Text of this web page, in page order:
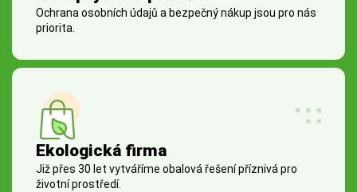
Ochrana osobních údajů a bezpečný nákup jsou pro nás
priorita.
Ekologická firma
Již přes 30 let vytváříme obalová řešení příznivá pro
životní prostředí.